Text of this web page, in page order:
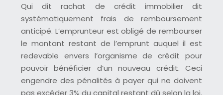
Qui dit rachat de crédit immobilier dit
systématiquement frais de remboursement
anticipé. L’emprunteur est obligé de rembourser
le montant restant de l’emprunt auquel il est
redevable envers l’organisme de crédit pour
pouvoir bénéficier d’un nouveau crédit. Ceci
engendre des pénalités à payer qui ne doivent
pas excéder 3% du capital restant dû selon la loi.